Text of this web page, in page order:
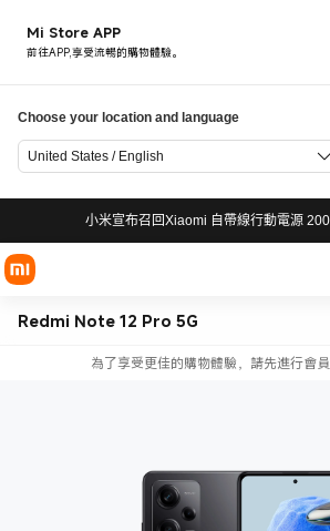
Mi Store APP
前往APP,享受流暢的購物體驗。
Choose your location and language
United States / English
小米宣布召回Xiaomi 自帶線行動電源
Redmi Note 12 Pro 5G
為了享受更佳的購物體驗，請先進行會員